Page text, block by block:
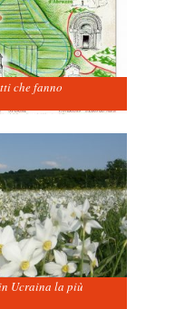
che fanno
Ucraina la più